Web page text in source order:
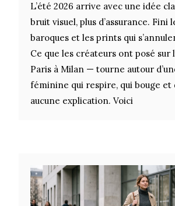
L’été 2026 arrive avec une idée
bruit visuel, plus d’assurance. Fini
baroques et les prints qui
Ce que les créateurs ont posé sur
Paris à Milan — tourne autour
féminine qui respire, qui bouge et
aucune explication. Voici